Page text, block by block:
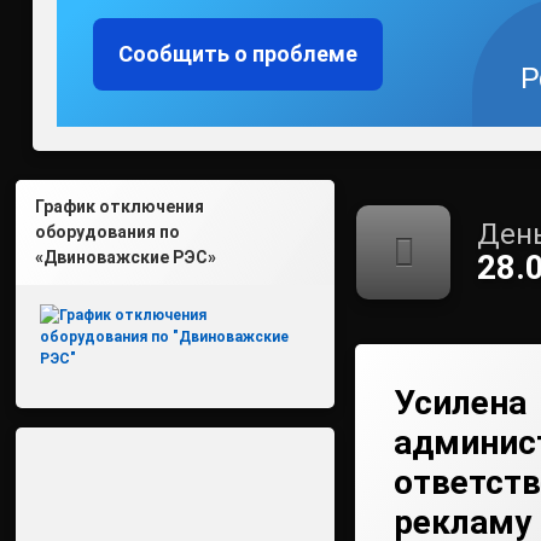
Сообщить о проблеме
Усилена
График отключения
оборудования по
«Двиноважские РЭС»